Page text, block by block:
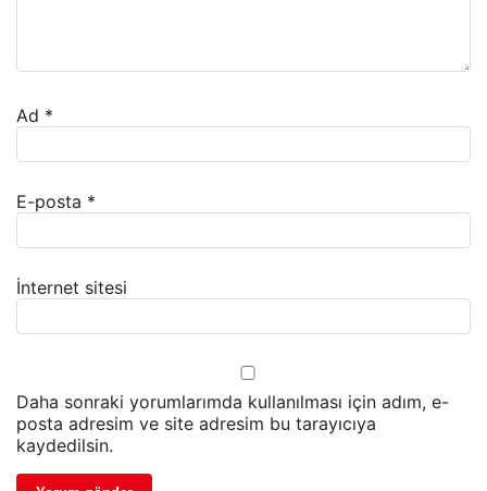
Ad *
E-posta *
İnternet sitesi
Daha sonraki yorumlarımda kullanılması için adım, e-
posta adresim ve site adresim bu tarayıcıya
kaydedilsin.